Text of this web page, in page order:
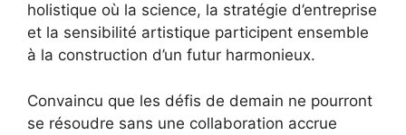
holistique où la science, la stratégie d’entreprise
et la sensibilité artistique participent ensemble
à la construction d’un futur harmonieux.
Convaincu que les défis de demain ne pourront
se résoudre sans une collaboration accrue